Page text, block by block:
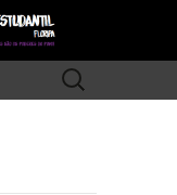
Pesquisar
por: